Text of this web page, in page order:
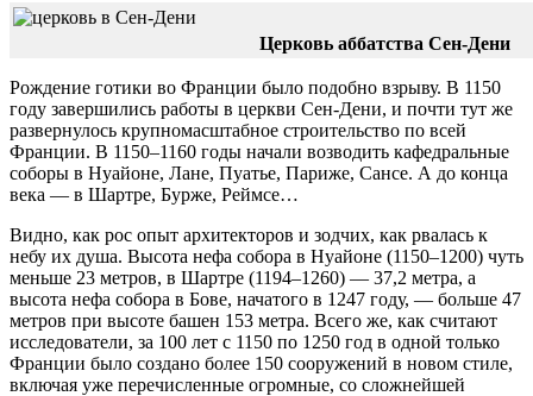
Церковь аббатства Сен-Дени
Рождение готики во Франции было подобно взрыву. В 1150
году завершились работы в церкви Сен-Дени, и почти тут же
развернулось крупномасштабное строительство по всей
Франции. В 1150–1160 годы начали возводить кафедральные
соборы в Нуайоне, Лане, Пуатье, Париже, Сансе. А до конца
века — в Шартре, Бурже, Реймсе…
Видно, как рос опыт архитекторов и зодчих, как рвалась к
небу их душа. Высота нефа собора в Нуайоне (1150–1200) чуть
меньше 23 метров, в Шартре (1194–1260) — 37,2 метра, а
высота нефа собора в Бове, начатого в 1247 году, — больше 47
метров при высоте башен 153 метра. Всего же, как считают
исследователи, за 100 лет с 1150 по 1250 год в одной только
Франции было создано более 150 сооружений в новом стиле,
включая уже перечисленные огромные, со сложнейшей